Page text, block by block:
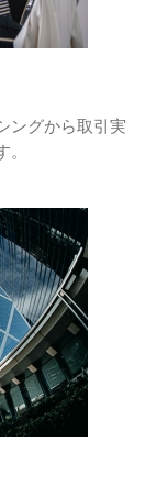
ングから取引実